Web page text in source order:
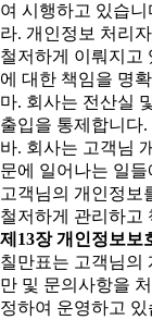
여 시행하고 있습니
라. 개인정보 처리
철저하게 이뤄지고
에 대한 책임을 명
마. 회사는 전산실
출입을 통제합니다.
바. 회사는 고객님
문에 일어나는 일
고객님의 개인정보
철저하게 관리하고
제13장 개인정보보
칠만표는 고객님의
만 및 문의사항을
정하여 운영하고 있